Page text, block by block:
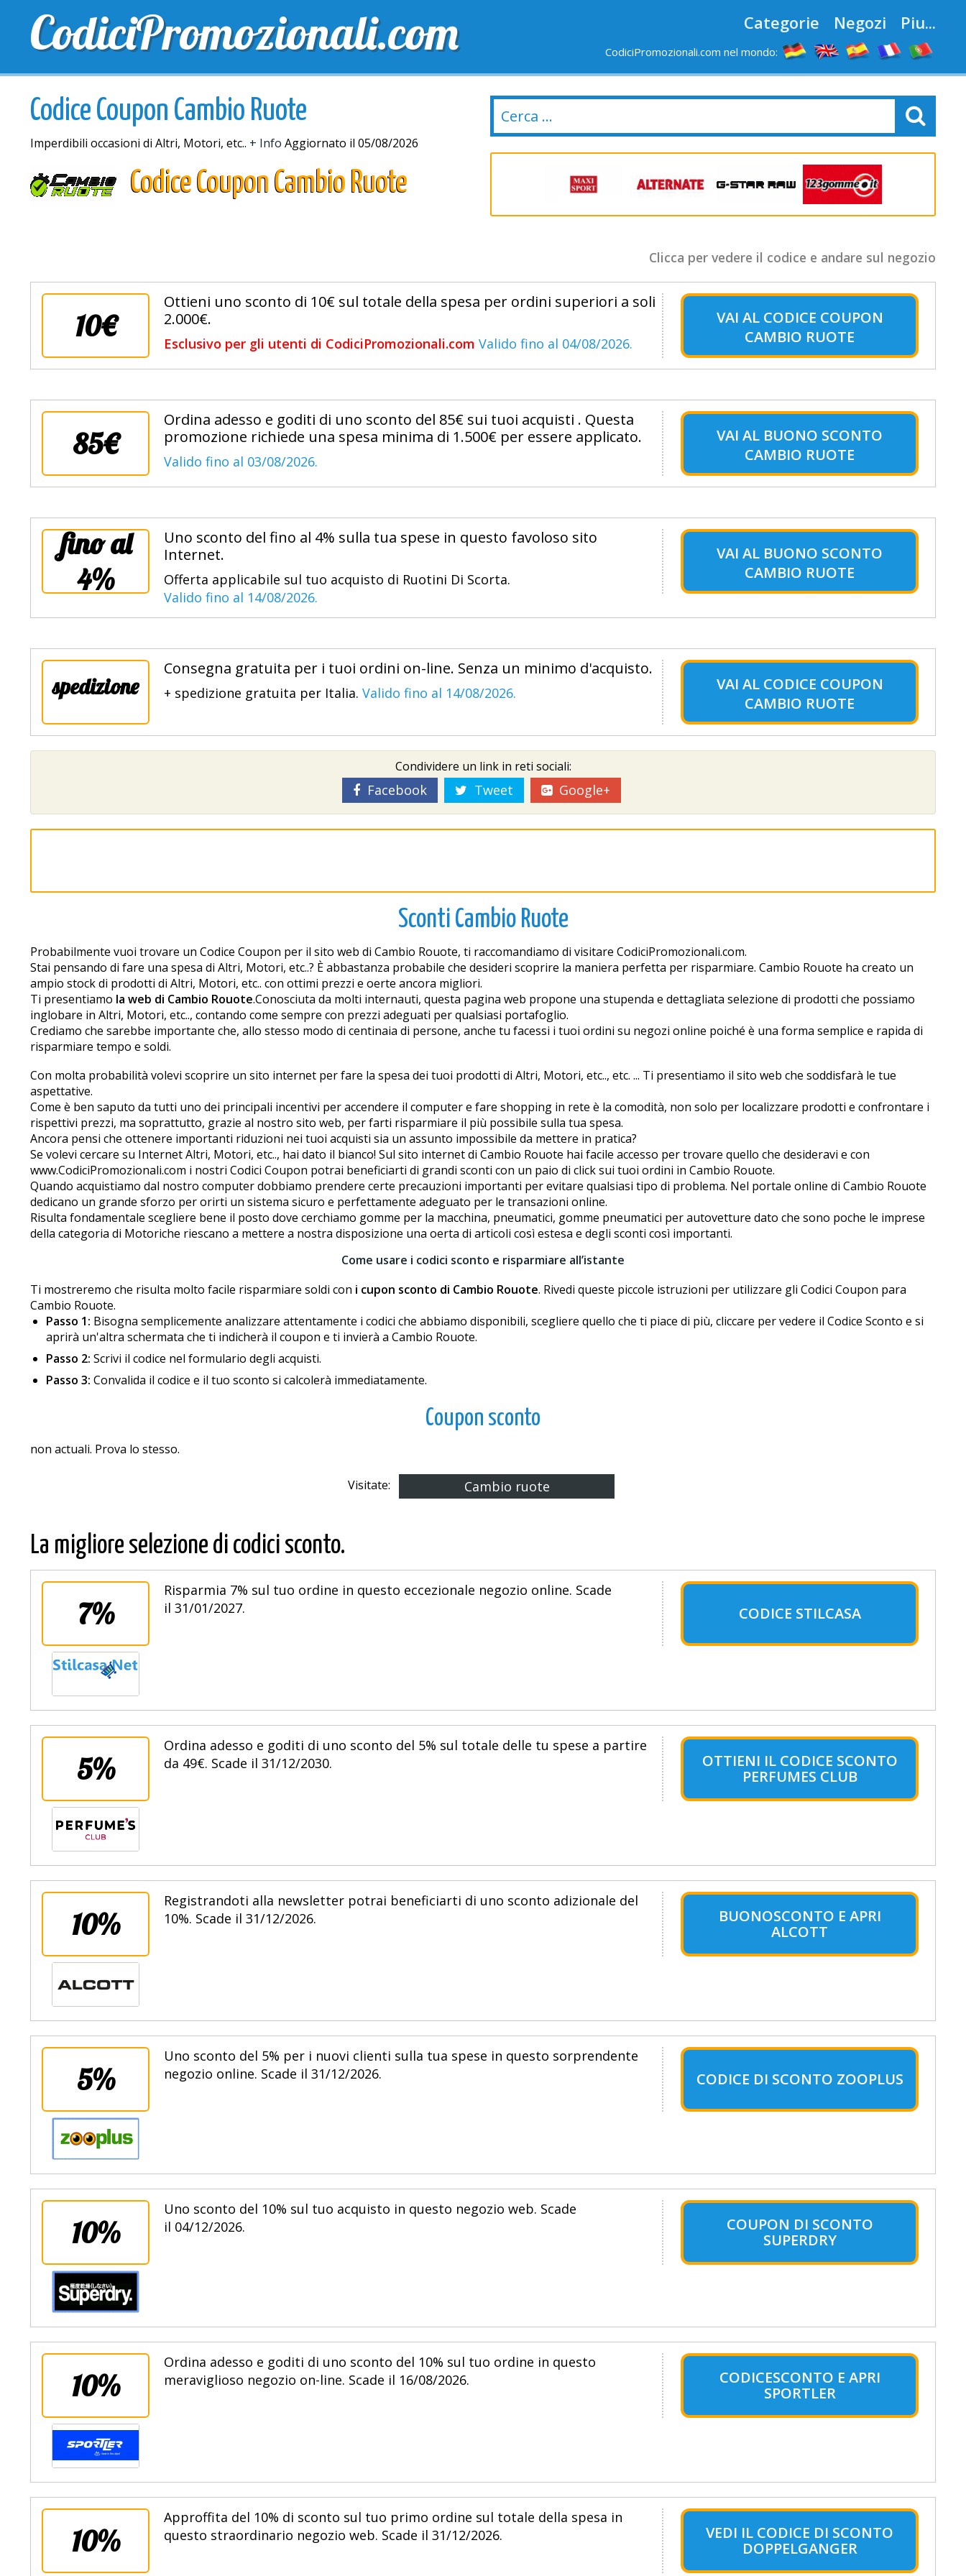
CodiciPromozionali.com Categorie Negozi Piu...
CodiciPromozionali.com nel mondo:
TOP SCONTI SCONTI ESCLUSIVI NUOVI NEGOZI
Codice Coupon Cambio Ruote
Imperdibili occasioni di Altri, Motori, etc.. + Info Aggiornato il 05/08/2026
Codice Coupon Cambio Ruote
Clicca per vedere il codice e andare sul negozio
10€
Ottieni uno sconto di 10€ sul totale della spesa per ordini superiori a soli
2.000€.
Esclusivo per gli utenti di CodiciPromozionali.com Valido fino al 04/08/2026.
VAI AL CODICE COUPON
CAMBIO RUOTE
85€
Ordina adesso e goditi di uno sconto del 85€ sui tuoi acquisti . Questa
promozione richiede una spesa minima di 1.500€ per essere applicato.
Valido fino al 03/08/2026.
VAI AL BUONO SCONTO
CAMBIO RUOTE
fino al
4%
Uno sconto del fino al 4% sulla tua spese in questo favoloso sito
Internet.
Offerta applicabile sul tuo acquisto di Ruotini Di Scorta.
Valido fino al 14/08/2026.
VAI AL BUONO SCONTO
CAMBIO RUOTE
spedizione
Consegna gratuita per i tuoi ordini on-line. Senza un minimo d'acquisto.
+ spedizione gratuita per Italia. Valido fino al 14/08/2026. VAI AL CODICE COUPON
CAMBIO RUOTE
Condividere un link in reti sociali:
Facebook Tweet Google+
Sconti Cambio Ruote
Probabilmente vuoi trovare un Codice Coupon per il sito web di Cambio Rouote, ti raccomandiamo di visitare CodiciPromozionali.com.
Stai pensando di fare una spesa di Altri, Motori, etc..? È abbastanza probabile che desideri scoprire la maniera perfetta per risparmiare. Cambio Rouote ha creato un
ampio stock di prodotti di Altri, Motori, etc.. con ottimi prezzi e offerte ancora migliori.
Ti presentiamo la web di Cambio Rouote.Conosciuta da molti internauti, questa pagina web propone una stupenda e dettagliata selezione di prodotti che possiamo
inglobare in Altri, Motori, etc.., contando come sempre con prezzi adeguati per qualsiasi portafoglio.
Crediamo che sarebbe importante che, allo stesso modo di centinaia di persone, anche tu facessi i tuoi ordini su negozi online poiché è una forma semplice e rapida di
risparmiare tempo e soldi.
Con molta probabilità volevi scoprire un sito internet per fare la spesa dei tuoi prodotti di Altri, Motori, etc.., etc. ... Ti presentiamo il sito web che soddisfarà le tue
aspettative.
Come è ben saputo da tutti uno dei principali incentivi per accendere il computer e fare shopping in rete è la comodità, non solo per localizzare prodotti e confrontare i
rispettivi prezzi, ma soprattutto, grazie al nostro sito web, per farti risparmiare il più possibile sulla tua spesa.
Ancora pensi che ottenere importanti riduzioni nei tuoi acquisti sia un assunto impossibile da mettere in pratica?
Se volevi cercare su Internet Altri, Motori, etc.., hai dato il bianco! Sul sito internet di Cambio Rouote hai facile accesso per trovare quello che desideravi e con
www.CodiciPromozionali.com i nostri Codici Coupon potrai beneficiarti di grandi sconti con un paio di click sui tuoi ordini in Cambio Rouote.
Quando acquistiamo dal nostro computer dobbiamo prendere certe precauzioni importanti per evitare qualsiasi tipo di problema. Nel portale online di Cambio Rouote
dedicano un grande sforzo per offrirti un sistema sicuro e perfettamente adeguato per le transazioni online.
Risulta fondamentale scegliere bene il posto dove cerchiamo gomme per la macchina, pneumatici, gomme pneumatici per autovetture dato che sono poche le imprese
della categoria di Motoriche riescano a mettere a nostra disposizione una offerta di articoli così estesa e degli sconti così importanti.
Come usare i codici sconto e risparmiare all’istante
Ti mostreremo che risulta molto facile risparmiare soldi con i cupon sconto di Cambio Rouote. Rivedi queste piccole istruzioni per utilizzare gli Codici Coupon para
Cambio Rouote.
Passo 1: Bisogna semplicemente analizzare attentamente i codici che abbiamo disponibili, scegliere quello che ti piace di più, cliccare per vedere il Codice Sconto e si
aprirà un'altra schermata che ti indicherà il coupon e ti invierà a Cambio Rouote.
Passo 2: Scrivi il codice nel formulario degli acquisti.
Passo 3: Convalida il codice e il tuo sconto si calcolerà immediatamente.
Coupon sconto
non actuali. Prova lo stesso.
Visitate: Cambio ruote
La migliore selezione di codici sconto.
7%
Risparmia 7% sul tuo ordine in questo eccezionale negozio online. Scade
il 31/01/2027.
CODICE STILCASA
5%
Ordina adesso e goditi di uno sconto del 5% sul totale delle tu spese a partire
da 49€. Scade il 31/12/2030.
OTTIENI IL CODICE SCONTO
PERFUMES CLUB
10%
Registrandoti alla newsletter potrai beneficiarti di uno sconto adizionale del
10%. Scade il 31/12/2026.
BUONOSCONTO E APRI
ALCOTT
5%
Uno sconto del 5% per i nuovi clienti sulla tua spese in questo sorprendente
negozio online. Scade il 31/12/2026.
CODICE DI SCONTO ZOOPLUS
10%
Uno sconto del 10% sul tuo acquisto in questo negozio web. Scade
il 04/12/2026.
COUPON DI SCONTO
SUPERDRY
10%
Ordina adesso e goditi di uno sconto del 10% sul tuo ordine in questo
meraviglioso negozio on-line. Scade il 16/08/2026.
CODICESCONTO E APRI
SPORTLER
10%
Approffita del 10% di sconto sul tuo primo ordine sul totale della spesa in
questo straordinario negozio web. Scade il 31/12/2026.
VEDI IL CODICE DI SCONTO
DOPPELGANGER